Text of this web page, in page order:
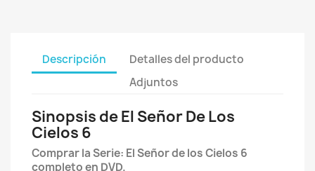
Descripción
Detalles del producto
Adjuntos
Sinopsis de El Señor De Los
Cielos 6
Comprar la Serie: El Señor de los Cielos 6
completo en DVD.